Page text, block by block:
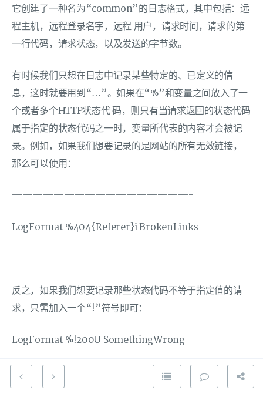
它创建了一种名为“common”的日志格式，其中包括：远
程主机，远程登录名字，远程 用户，请求时间，请求的第
一行代码，请求状态，以及发送的字节数。
有时候我们只想在日志中记录某些特定的、已定义的信
息，这时就要用到“…”。如果在“%”和变量之间放入了一
个或者多个HTTP状态代 码，则只有当请求返回的状态代码
属于指定的状态代码之一时，变量所代表的内容才会被记
录。例如，如果我们想要记录的是网站的所有无效链接，
那么可以使用：
—————————————————-
LogFormat %404{Referer}i BrokenLinks
—————————————————
反之，如果我们想要记录那些状态代码不等于指定值的请
求，只需加入一个“!”符号即可：
LogFormat %!200U SomethingWrong
Apche日志系列(4)：日志分析